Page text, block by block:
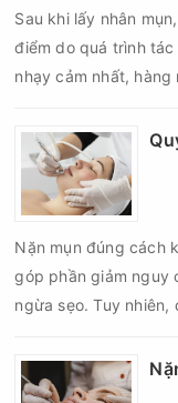
Sau khi lấy nhân
điểm do quá trình
nhạy cảm nhất,
nếu chăm sóc không
da sau nặn mụn
mà còn góp phần
biến chứng về sau.
Nặn mụn đúng cách
góp phần giảm nguy
ngừa sẹo. Tuy nhiên,
đủ các bước vô